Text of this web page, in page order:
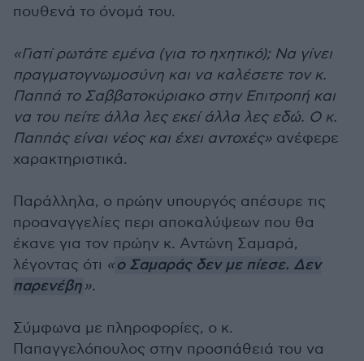
πουθενά το όνομά του.
«Γιατί ρωτάτε εμένα (για το ηχητικό); Να γίνει
πραγματογνωμοσύνη και να καλέσετε τον κ.
Παππά το Σαββατοκύριακο στην Επιτροπή και
να του πείτε άλλα λες εκεί άλλα λες εδώ. Ο κ.
Παππάς είναι νέος και έχει αντοχές» ανέφερε
χαρακτηριστικά.
Παράλληλα, ο πρώην υπουργός απέσυρε τις
προαναγγελίες περι αποκαλύψεων που θα
έκανε για τον πρώην κ. Αντώνη Σαμαρά,
λέγοντας ότι «ο Σαμαράς δεν με πίεσε. Δεν
παρενέβη».
Σύμφωνα με πληροφορίες, ο κ.
Παπαγγελόπουλος στην προσπάθειά του να